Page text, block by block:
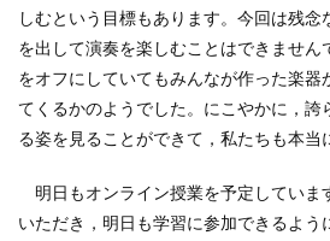
しむという目標もあります。今回は残
を出して演奏を楽しむことはできません
をオフにしていてもみんなが作った楽器
てくるかのようでした。にこやかに，誇
る姿を見ることができて，私たちも本当
明日もオンライン授業を予定していま
いただき，明日も学習に参加できるよう